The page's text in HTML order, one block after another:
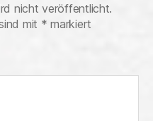
nicht veröffentlicht.
mit * markiert